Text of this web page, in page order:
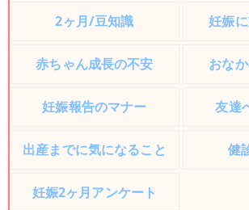
2ヶ月/豆知識 妊娠
赤ちゃん成長の不安 おな
妊娠報告のマナー 友達
出産までに気になること 健
妊娠2ヶ月アンケート